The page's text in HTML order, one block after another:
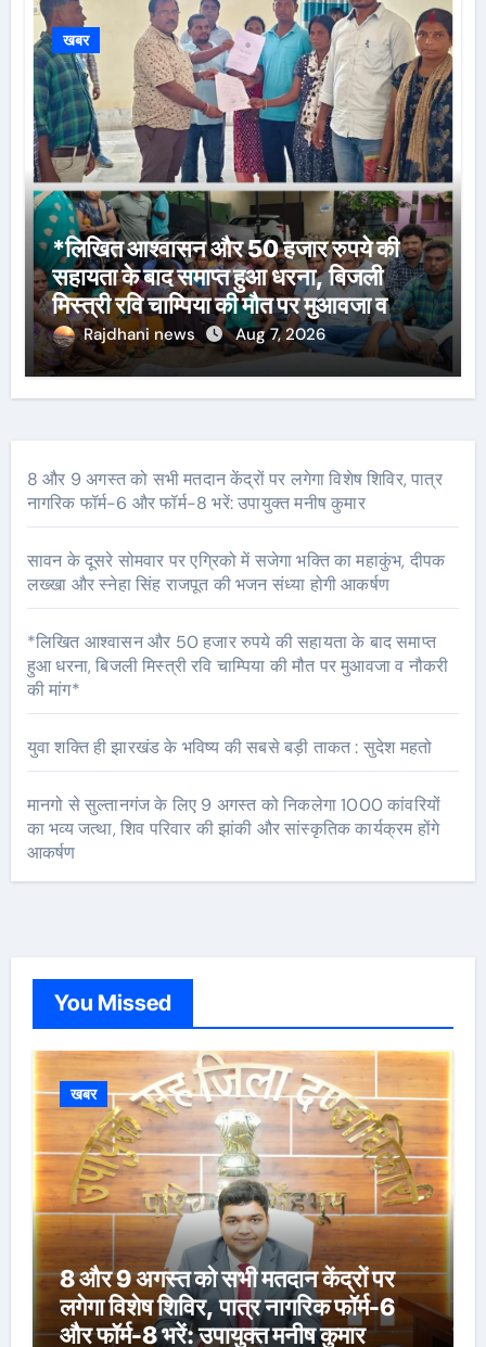
खबर
*लिखित आश्वासन और 50 हजार रुपये की
सहायता के बाद समाप्त हुआ धरना, बिजली
मिस्त्री रवि चाम्पिया की मौत पर मुआवजा व
नौकरी की मांग*
Rajdhani news Aug 7, 2026
8 और 9 अगस्त को सभी मतदान केंद्रों पर लगेगा विशेष शिविर, पात्र
नागरिक फॉर्म-6 और फॉर्म-8 भरें: उपायुक्त मनीष कुमार
सावन के दूसरे सोमवार पर एग्रिको में सजेगा भक्ति का महाकुंभ, दीपक
लख्खा और स्नेहा सिंह राजपूत की भजन संध्या होगी आकर्षण
*लिखित आश्वासन और 50 हजार रुपये की सहायता के बाद समाप्त
हुआ धरना, बिजली मिस्त्री रवि चाम्पिया की मौत पर मुआवजा व नौकरी
की मांग*
युवा शक्ति ही झारखंड के भविष्य की सबसे बड़ी ताकत : सुदेश महतो
मानगो से सुल्तानगंज के लिए 9 अगस्त को निकलेगा 1000 कांवरियों
का भव्य जत्था, शिव परिवार की झांकी और सांस्कृतिक कार्यक्रम होंगे
आकर्षण
You Missed
खबर
8 और 9 अगस्त को सभी मतदान केंद्रों पर
लगेगा विशेष शिविर, पात्र नागरिक फॉर्म-6
और फॉर्म-8 भरें: उपायुक्त मनीष कुमार